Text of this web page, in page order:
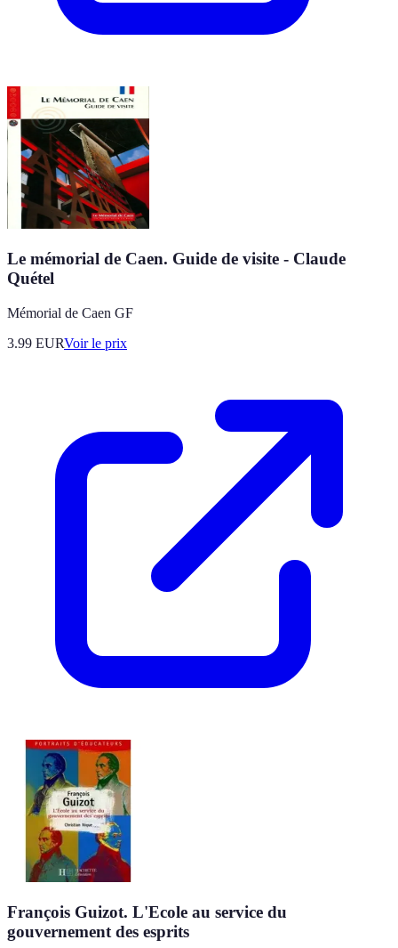
Le mémorial de Caen. Guide de visite - Claude
Quétel
Mémorial de Caen GF
3.99 EURVoir le prix
François Guizot. L'Ecole au service du
gouvernement des esprits